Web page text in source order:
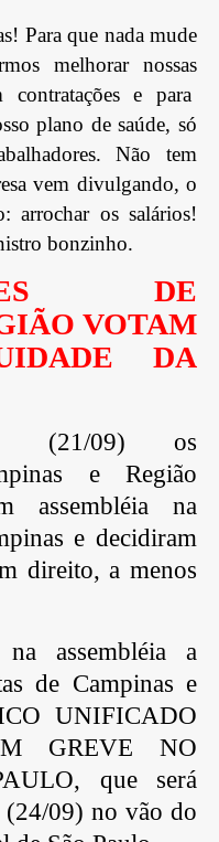
Para que nada mude
melhorar nossas
e para
plano de saúde, só
Não tem
vem divulgando, o
arrochar os salários!
bonzinho.
DE
VOTAM
DA
(21/09) os
e Região
assembléia na
e decidiram
direito, a menos
assembléia a
de Campinas e
UNIFICADO
GREVE NO
que será
(24/09) no vão do